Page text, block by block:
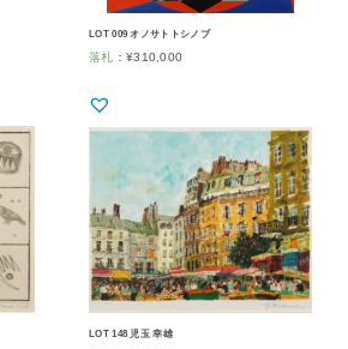
LOT 009 オノサトトシノブ
落札 ： ¥310,000
LOT 148 児玉 幸雄